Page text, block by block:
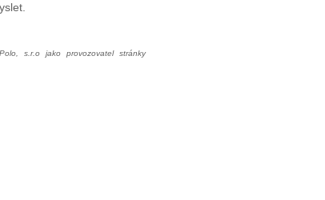
s.r.o jako provozovatel stránky